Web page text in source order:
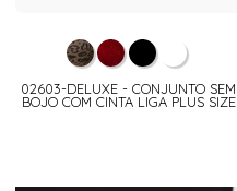
02603-DELUXE - CONJUNTO SEM
BOJO COM CINTA LIGA PLUS SIZE